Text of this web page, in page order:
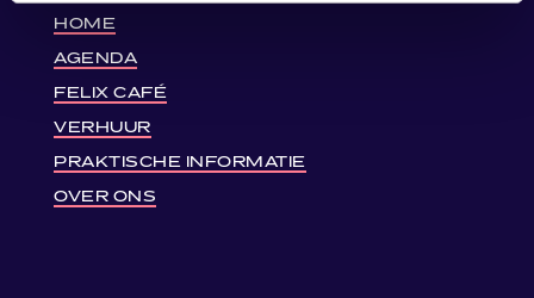
HOME
AGENDA
FELIX CAFÉ
VERHUUR
PRAKTISCHE INFORMATIE
OVER ONS